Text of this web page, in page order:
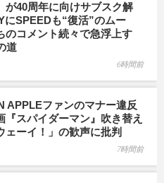
が40周年に向けサブスク解
にSPEEDも“復活”のムー
のコメント続々で急浮上す
道
6時間前
APPLEファンのマナー違反
『スパイダーマン』吹き替え
ェーイ！」の歓声に批判
7時間前